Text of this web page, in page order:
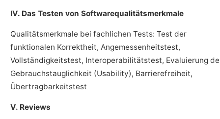
IV. Das Testen von Softwarequalitätsmerkmale
Qualitätsmerkmale bei fachlichen Tests: Test der
funktionalen Korrektheit, Angemessenheitstest,
Vollständigkeitstest, Interoperabilitätstest, Evaluierung
Gebrauchstauglichkeit (Usability), Barrierefreiheit,
Übertragbarkeitstest
V. Reviews